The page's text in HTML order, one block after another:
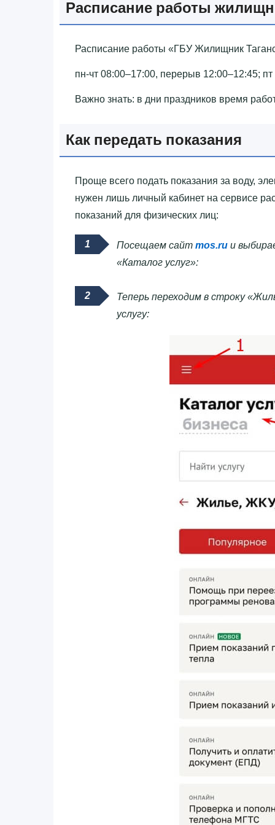
Расписание работы
Расписание работы «‎ГБУ Жилищник
пн-чт 08:00–17:00, перерыв 12:00–12:45;
Важно знать: в дни праздников время
Как передать показания
Проще всего подать показания за воду,
нужен лишь личный кабинет на сервисе
показаний для физических лиц:
Посещаем сайт mos.ru и
«Каталог услуг»:
Теперь переходим в строку
услугу: